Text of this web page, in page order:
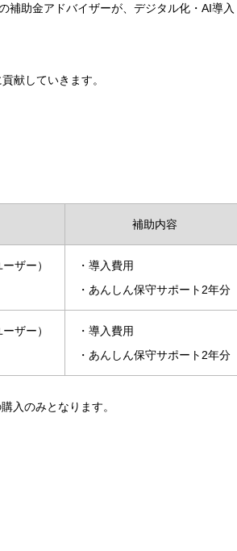
補助金アドバイザーが、デジタル化・AI導入
献していきます。
補助内容
ザー）
・導入費用
・あんしん保守サポート2年分
ザー）
・導入費用
・あんしん保守サポート2年分
入のみとなります。